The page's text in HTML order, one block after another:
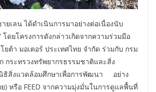
ยเลน ได้ดำเนินการมาอย่างต่อเนื่องนับ
ดยโครงการดังกล่าวเกิดจากความร่วมมือ
ยต้า มอเตอร์ ประเทศไทย จำกัด ร่วมกับ กรม
กระทรวงทรัพยากรธรรมชาติและสิ่ง
ธิสิ่งแวดล้อมศึกษาเพื่อการพัฒนา อย่าง
) หรือ FEED จากความมุ่งมั่นในการดูแลพื้นที่